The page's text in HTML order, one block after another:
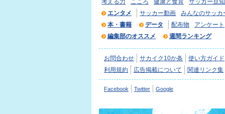
考える力
こころ 健康と食育 サッカー豆
エンタメ
サッカー動画 みんなのサッカ
本・書籍
データ 配布物 アンケート
編集部のオススメ
週間ランキング
お問合わせ サカイク10か条 使い方ガイド
利用規約
広告掲載について 関連リンク集
Facebook Twitter Google